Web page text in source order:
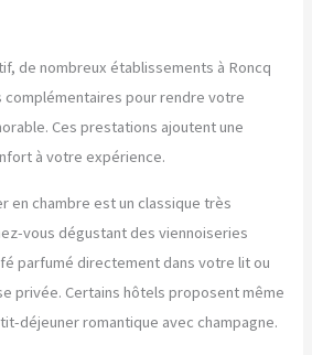
de nombreux établissements à Roncq
pour rendre votre
Ces prestations ajoutent une
à votre expérience.
en chambre est un classique très
vous dégustant des viennoiseries
parfumé directement dans votre lit ou
privée. Certains hôtels proposent même
déjeuner romantique avec champagne.